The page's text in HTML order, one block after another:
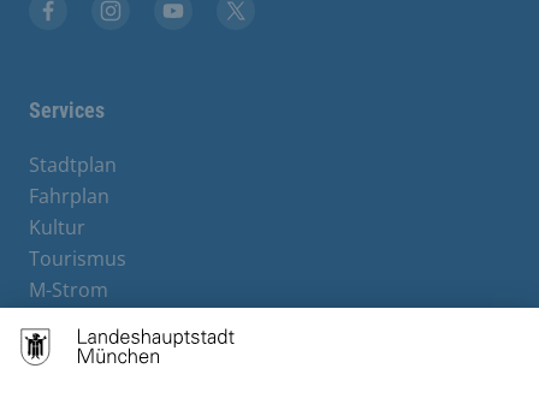
Services
Stadtplan
Fahrplan
Kultur
Tourismus
M-Strom
Hotels